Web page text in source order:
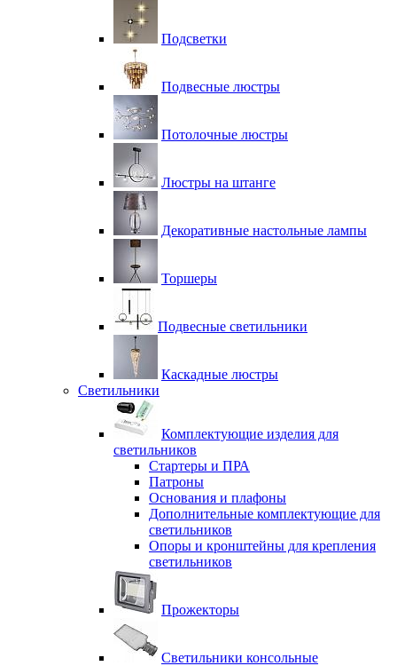
Подсветки
Подвесные люстры
Потолочные люстры
Люстры на штанге
Декоративные настольные лампы
Торшеры
Подвесные светильники
Каскадные люстры
Светильники
Комплектующие изделия для
светильников
Стартеры и ПРА
Патроны
Основания и плафоны
Дополнительные комплектующие для
светильников
Опоры и кронштейны для крепления
светильников
Прожекторы
Светильники консольные